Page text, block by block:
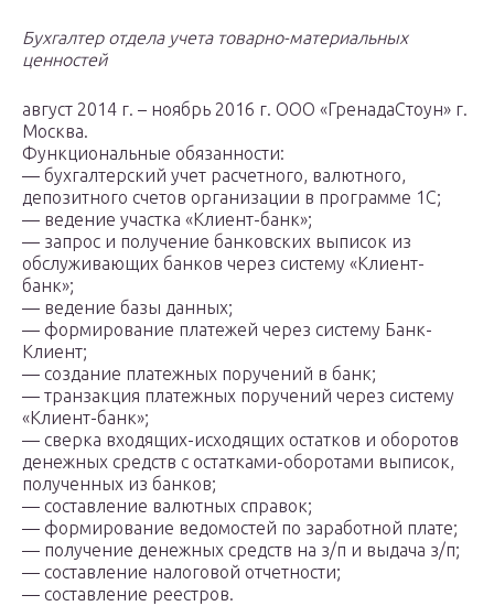
Бухгалтер отдела учета товарно-материальных
ценностей
август 2014 г. – ноябрь 2016 г. ООО «ГренадаСтоун» г.
Москва.
Функциональные обязанности:
— бухгалтерский учет расчетного, валютного,
депозитного счетов организации в программе 1С;
— ведение участка «Клиент-банк»;
— запрос и получение банковских выписок из
обслуживающих банков через систему «Клиент-
банк»;
— ведение базы данных;
— формирование платежей через систему Банк-
Клиент;
— создание платежных поручений в банк;
— транзакция платежных поручений через систему
«Клиент-банк»;
— сверка входящих-исходящих остатков и оборотов
денежных средств с остатками-оборотами выписок,
полученных из банков;
— составление валютных справок;
— формирование ведомостей по заработной плате;
— получение денежных средств на з/п и выдача з/п;
— составление налоговой отчетности;
— составление реестров.